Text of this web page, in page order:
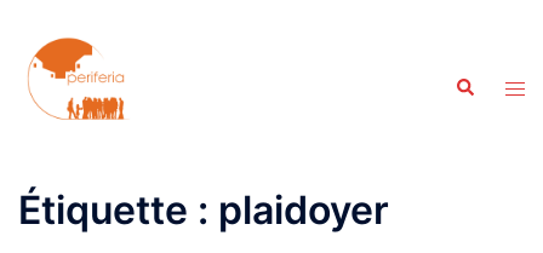
contenu
Étiquette : plaidoyer